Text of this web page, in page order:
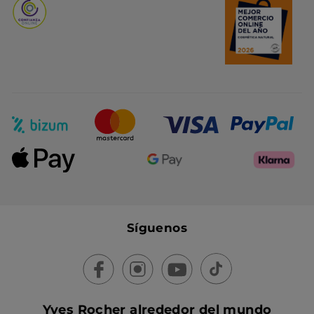
Síguenos
Yves Rocher alrededor del mundo